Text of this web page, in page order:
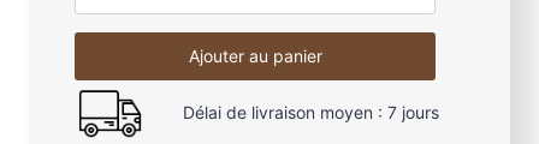
u
a
t
Ajouter au panier
Délai de livraison moyen : 7 jours